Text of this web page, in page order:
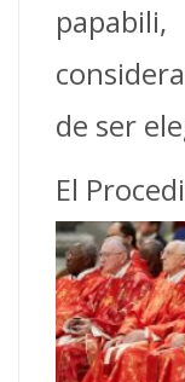
de ser
El